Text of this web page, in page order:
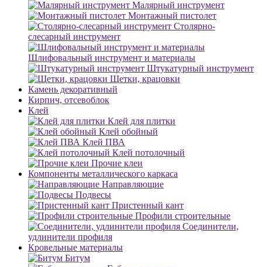
Малярный инструмент
Монтажный пистолет
Столярно-
слесарный инструмент
Шлифовальный инструмент и материалы
Штукатурный инструмент
Щетки, крацовки
Камень декоративный
Кирпич, отсевоблок
Клей
Клей для плитки
Клей обойный
Клей ПВА
Клей потолочный
Прочие клеи
Компоненты металлического каркаса
Направляющие
Подвесы
Пристенный кант
Профили строительные
Соединители,
удлинители профиля
Кровельные материалы
Битум